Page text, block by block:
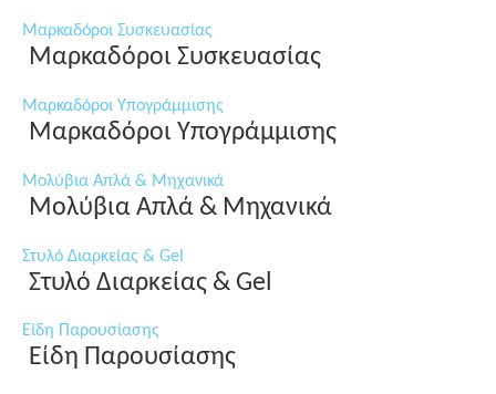
Μαρκαδόροι Συσκευασίας
Μαρκαδόροι Συσκευασίας
Μαρκαδόροι Υπογράμμισης
Μαρκαδόροι Υπογράμμισης
Μολύβια Απλά & Μηχανικά
Μολύβια Απλά & Μηχανικά
Στυλό Διαρκείας & Gel
Στυλό Διαρκείας & Gel
Είδη Παρουσίασης
Είδη Παρουσίασης